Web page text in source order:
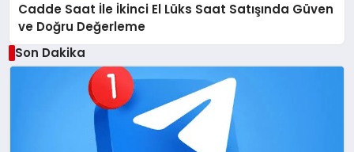
Cadde Saat İle İkinci El Lüks Saat Satışında Güven
ve Doğru Değerleme
Son Dakika